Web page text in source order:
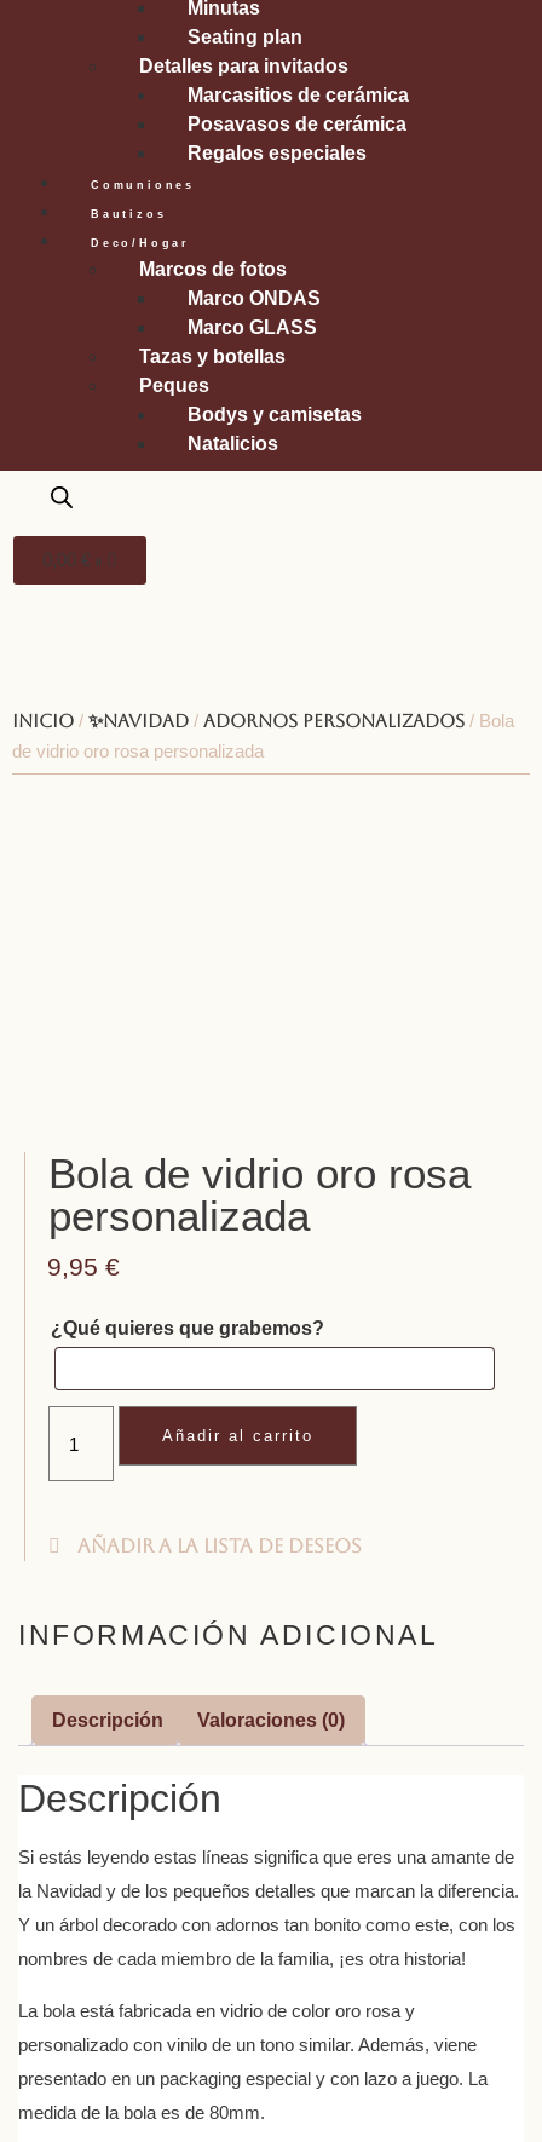
Minutas
Seating plan
Detalles para invitados
Marcasitios de cerámica
Posavasos de cerámica
Regalos especiales
Comuniones
Bautizos
Deco/Hogar
Marcos de fotos
Marco ONDAS
Marco GLASS
Tazas y botellas
Peques
Bodys y camisetas
Natalicios
0,00 € 0
Inicio / ✨Navidad / Adornos personalizados / Bola
de vidrio oro rosa personalizada
Bola de vidrio oro rosa
personalizada
9,95 €
¿Qué quieres que grabemos?
Añadir al carrito
Añadir a la lista de deseos
INFORMACIÓN ADICIONAL
Descripción Valoraciones (0)
Descripción
Si estás leyendo estas líneas significa que eres una amante de
la Navidad y de los pequeños detalles que marcan la diferencia.
Y un árbol decorado con adornos tan bonito como este, con los
nombres de cada miembro de la familia, ¡es otra historia!
La bola está fabricada en vidrio de color oro rosa y
personalizado con vinilo de un tono similar. Además, viene
presentado en un packaging especial y con lazo a juego. La
medida de la bola es de 80mm.